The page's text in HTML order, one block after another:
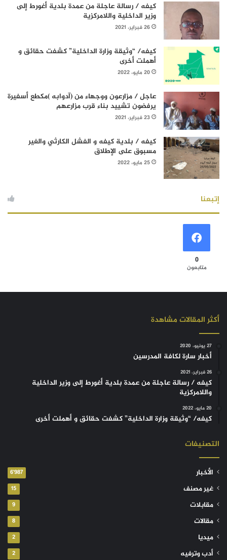
كيفه / رسالة عاجلة من عمدة بلدية أغورط إلى
وزير الداخلية واللامركزية
26 فبراير، 2021
كيفه/ “وثيقة وزارة الداخلية” كشفت حقائق و
أهملت أخرى
20 مايو، 2022
عاجل / مزارعون ووجهاء من (آدوابه )مكطع أسفيرة
يرفضون تشييد بناء قرب مزارعهم
23 فبراير، 2021
كيفه / بلدية كيفه و الفشل الكارثي والغير
مسبوق على الإطلاق
25 مايو، 2022
إتبعنا
0
متابعون
أكثر المقالات مشاهدة
27 يونيو، 2020
أخبار سارة لكافة المدرسين
26 فبراير، 2021
كيفه / رسالة عاجلة من عمدة بلدية أغورط إلى وزير الداخلية
واللامركزية
20 مايو، 2022
كيفه/ “وثيقة وزارة الداخلية” كشفت حقائق و أهملت أخرى
التصنيفات
الأخبار 6٬987
غير مصنف 15
مقابلات 9
مقالات 8
ميديا 2
أدب وترفيه 2